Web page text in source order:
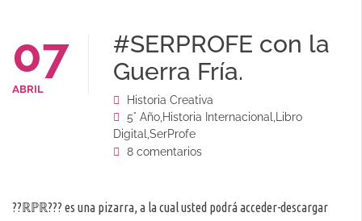
07
ABRIL
#SERPROFE con la
Guerra Fría.
Historia Creativa
5° Año,Historia Internacional,Libro
Digital,SerProfe
8 comentarios
??ℝℙℝ??? es una pizarra, a la cual usted podrá acceder-descargar